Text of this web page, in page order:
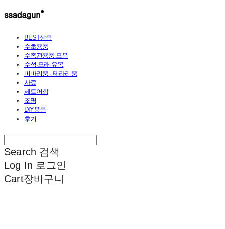
BEST상품
수초용품
수족관용품 모음
수석·모래·유목
비바리움 · 테라리움
사료
세트어항
조명
DIY용품
후기
Search 검색
Log In 로그인
Cart장바구니